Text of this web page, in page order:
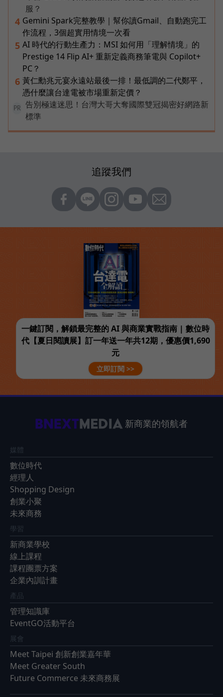
服？
4 Gemini Spark完整教學｜幫你讀Gmail、自動跑完工
作流程，3個超實用情境一次看
5 AI 時代的行動生產力：MSI 如何用「理解情境」的
Prestige 14 Flip AI+ 重新定義商務筆電與 Copilot+
PC？
6 黃仁勳兆元宴永遠站最後一排！最低調的二代鄭平，
憑什麼讓台達電被市場重新定價？
PR
告別極速迷思！台灣大哥大奪國際雙冠揭密好網路新
標準
追蹤我們
一鍵訂閱，解鎖最完整的 AI 與商業實戰指南 | 數位時
代【夏日閱讀展】訂一年送一年共12期，優惠價1,690
元
立即訂閱 >>
新商業的領航者
媒體
數位時代
經理人
Shopping Design
創業小聚
未來商務
學習
新商業學校
線上課程
課程團票方案
企業內訓計畫
產品
管理知識庫
EventGO活動平台
展會
Meet Taipei 創新創業嘉年華
Meet Greater South
Future Commerce 未來商務展